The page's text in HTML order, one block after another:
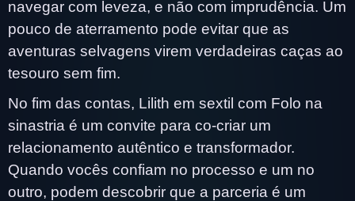
navegar com leveza, e não com imprudência. Um
pouco de aterramento pode evitar que as
aventuras selvagens virem verdadeiras caças ao
tesouro sem fim.
No fim das contas, Lilith em sextil com Folo na
sinastria é um convite para co-criar um
relacionamento autêntico e transformador.
Quando vocês confiam no processo e um no
outro, podem descobrir que a parceria é um